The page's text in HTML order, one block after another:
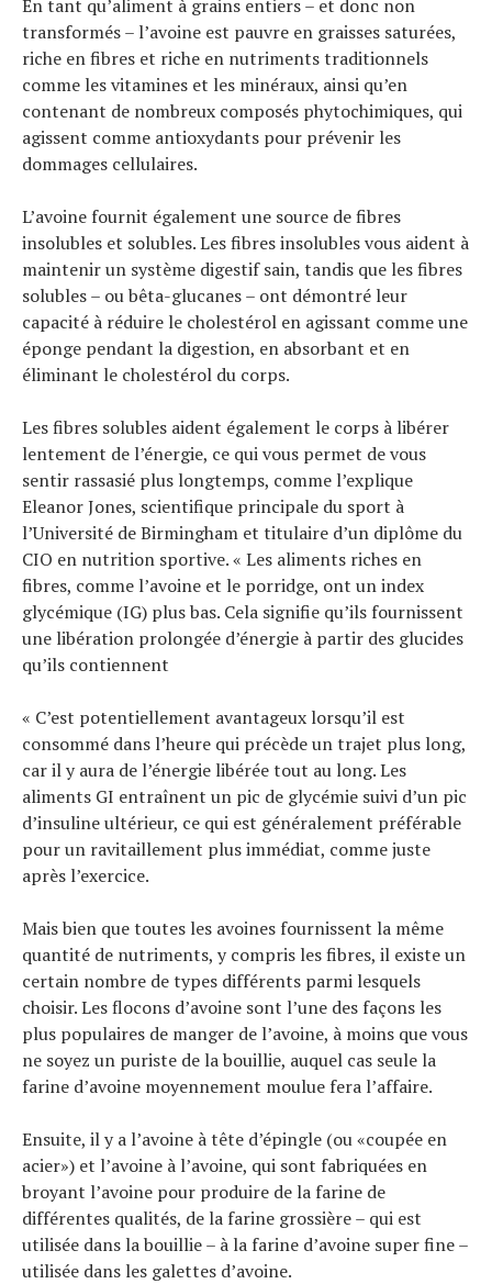
En tant qu’aliment à grains entiers – et donc non
transformés – l’avoine est pauvre en graisses saturées,
riche en fibres et riche en nutriments traditionnels
comme les vitamines et les minéraux, ainsi qu’en
contenant de nombreux composés phytochimiques, qui
agissent comme antioxydants pour prévenir les
dommages cellulaires.
L’avoine fournit également une source de fibres
insolubles et solubles. Les fibres insolubles vous aident à
maintenir un système digestif sain, tandis que les fibres
solubles – ou bêta-glucanes – ont démontré leur
capacité à réduire le cholestérol en agissant comme une
éponge pendant la digestion, en absorbant et en
éliminant le cholestérol du corps.
Les fibres solubles aident également le corps à libérer
lentement de l’énergie, ce qui vous permet de vous
sentir rassasié plus longtemps, comme l’explique
Eleanor Jones, scientifique principale du sport à
l’Université de Birmingham et titulaire d’un diplôme du
CIO en nutrition sportive. « Les aliments riches en
fibres, comme l’avoine et le porridge, ont un index
glycémique (IG) plus bas. Cela signifie qu’ils fournissent
une libération prolongée d’énergie à partir des glucides
qu’ils contiennent
« C’est potentiellement avantageux lorsqu’il est
consommé dans l’heure qui précède un trajet plus long,
car il y aura de l’énergie libérée tout au long. Les
aliments GI entraînent un pic de glycémie suivi d’un pic
d’insuline ultérieur, ce qui est généralement préférable
pour un ravitaillement plus immédiat, comme juste
après l’exercice.
Mais bien que toutes les avoines fournissent la même
quantité de nutriments, y compris les fibres, il existe un
certain nombre de types différents parmi lesquels
choisir. Les flocons d’avoine sont l’une des façons les
plus populaires de manger de l’avoine, à moins que vous
ne soyez un puriste de la bouillie, auquel cas seule la
farine d’avoine moyennement moulue fera l’affaire.
Ensuite, il y a l’avoine à tête d’épingle (ou «coupée en
acier») et l’avoine à l’avoine, qui sont fabriquées en
broyant l’avoine pour produire de la farine de
différentes qualités, de la farine grossière – qui est
utilisée dans la bouillie – à la farine d’avoine super fine –
utilisée dans les galettes d’avoine.